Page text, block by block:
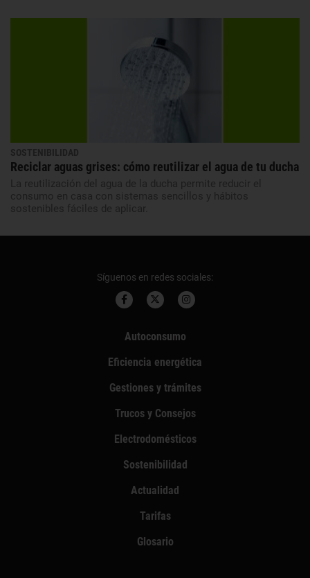
SOSTENIBILIDAD
Reciclar aguas grises: cómo reutilizar el agua de tu ducha
La reutilización del agua de la ducha permite reducir el
consumo en casa con sistemas sencillos y hábitos
sostenibles fáciles de aplicar.
Síguenos en redes sociales:
Autoconsumo
Eficiencia energética
Gestiones y trámites
Trucos y Consejos
Electrodomésticos
Sostenibilidad
Actualidad
Tarifas
Glosario